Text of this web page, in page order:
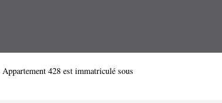
428 est immatriculé sous